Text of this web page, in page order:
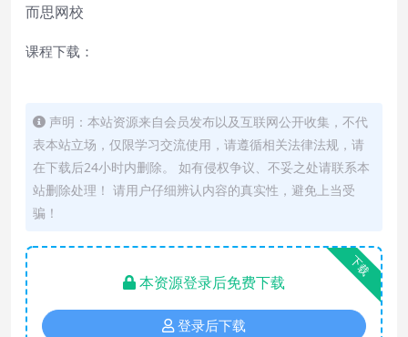
而思网校
课程下载：
声明：本站资源来自会员发布以及互联网公开收集，不代
表本站立场，仅限学习交流使用，请遵循相关法律法规，请
在下载后24小时内删除。 如有侵权争议、不妥之处请联系本
站删除处理！ 请用户仔细辨认内容的真实性，避免上当受
骗！
下载
本资源登录后免费下载
登录后下载